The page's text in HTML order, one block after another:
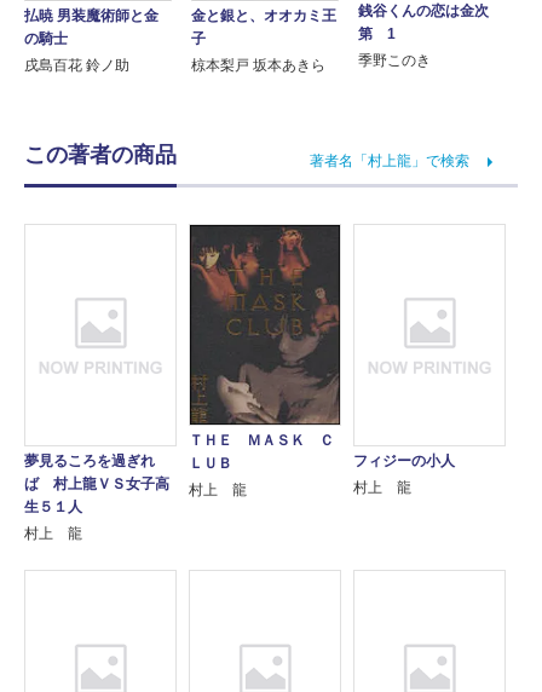
払暁 男装魔術師と金
の騎士
戌島百花 鈴ノ助
金と銀と、オオカミ王
子
椋本梨戸 坂本あきら
銭谷くんの恋は金次
第 1
季野このき
この著者の商品 著者名「村上龍」で検索
夢見るころを過ぎれ
ば 村上龍ＶＳ女子高
生５１人
村上 龍
ＴＨＥ ＭＡＳＫ Ｃ
ＬＵＢ
村上 龍
フィジーの小人
村上 龍